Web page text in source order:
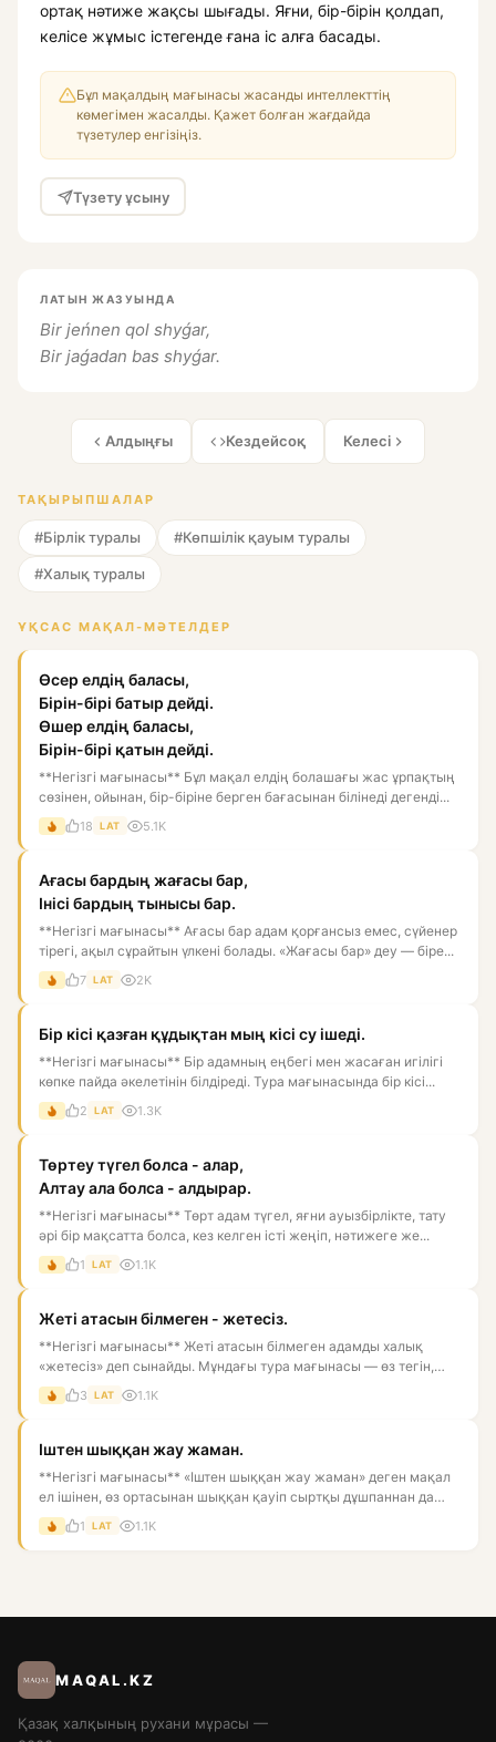
ортақ нәтиже жақсы шығады. Яғни, бір-бірін қолдап,
келісе жұмыс істегенде ғана іс алға басады.
Бұл мақалдың мағынасы жасанды интеллекттің
көмегімен жасалды. Қажет болған жағдайда
түзетулер енгізіңіз.
Түзету ұсыну
ЛАТЫН ЖАЗУЫНДА
Bir jeńnen qol shyǵar,
Bir jaǵadan bas shyǵar.
Алдыңғы Кездейсоқ Келесі
ТАҚЫРЫПШАЛАР
#Бірлік туралы #Көпшілік қауым туралы
#Халық туралы
ҰҚСАС МАҚАЛ-МӘТЕЛДЕР
Өсер елдің баласы,
Бірін-бірі батыр дейді.
Өшер елдің баласы,
Бірін-бірі қатын дейді.
**Негізгі мағынасы** Бұл мақал елдің болашағы жас ұрпақтың
сөзінен, ойынан, бір-біріне берген бағасынан білінеді дегенді...
18 LAT 5.1K
Ағасы бардың жағасы бар,
Інісі бардың тынысы бар.
**Негізгі мағынасы** Ағасы бар адам қорғансыз емес, сүйенер
тірегі, ақыл сұрайтын үлкені болады. «Жағасы бар» деу — біре...
7 LAT 2K
Бір кісі қазған құдықтан мың кісі су ішеді.
**Негізгі мағынасы** Бір адамның еңбегі мен жасаған игілігі
көпке пайда әкелетінін білдіреді. Тура мағынасында бір кісі...
2 LAT 1.3K
Төртеу түгел болса - алар,
Алтау ала болса - алдырар.
**Негізгі мағынасы** Төрт адам түгел, яғни ауызбірлікте, тату
әрі бір мақсатта болса, кез келген істі жеңіп, нәтижеге же...
1 LAT 1.1K
Жеті атасын білмеген - жетесіз.
**Негізгі мағынасы** Жеті атасын білмеген адамды халық
«жетесіз» деп сынайды. Мұндағы тура мағынасы — өз тегін,
ата-баба...
3 LAT 1.1K
Іштен шыққан жау жаман.
**Негізгі мағынасы** «Іштен шыққан жау жаман» деген мақал
ел ішінен, өз ортасынан шыққан қауіп сыртқы дұшпаннан да
қате...
1 LAT 1.1K
MAQAL.KZ
Қазақ халқының рухани мұрасы —